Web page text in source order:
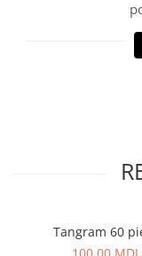
Tangram 60